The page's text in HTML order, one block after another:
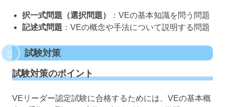
択一式問題（選択問題）
：VEの基本知識を問う問題
記述式問題 ：VEの概念や手法について説明する問題
試験対策
試験対策のポイント
VEリーダー認定試験に合格するためには、VEの基本概